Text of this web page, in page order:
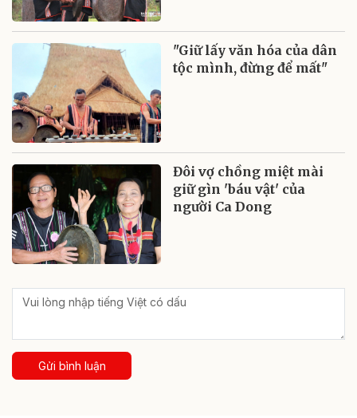
"Giữ lấy văn hóa của dân
tộc mình, đừng để mất"
Đôi vợ chồng miệt mài
giữ gìn 'báu vật' của
người Ca Dong
Gửi bình luận